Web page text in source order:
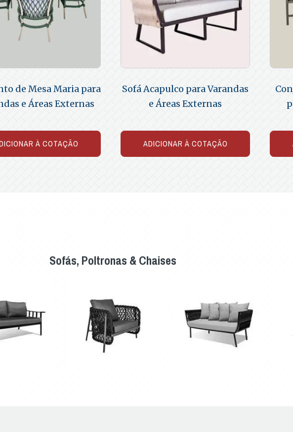
de Mesa Maria para
e Áreas Externas
À COTAÇÃO
Sofá Acapulco para Varandas
e Áreas Externas
ADICIONAR À COTAÇÃO
Sofás, Poltronas & Chaises